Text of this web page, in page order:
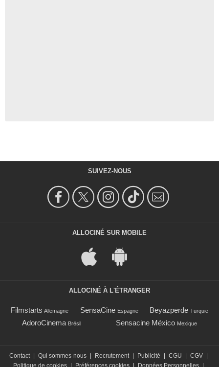
SUIVEZ-NOUS
ALLOCINÉ SUR MOBILE
ALLOCINÉ À L'ÉTRANGER
Filmstarts Allemagne SensaCine Espagne Beyazperde Turquie
AdoroCinema Brésil Sensacine México Mexique
Contact | Qui sommes-nous | Recrutement | Publicité | CGU | CGV |
Politique de cookies | Préférences cookies | Données Personnelles |